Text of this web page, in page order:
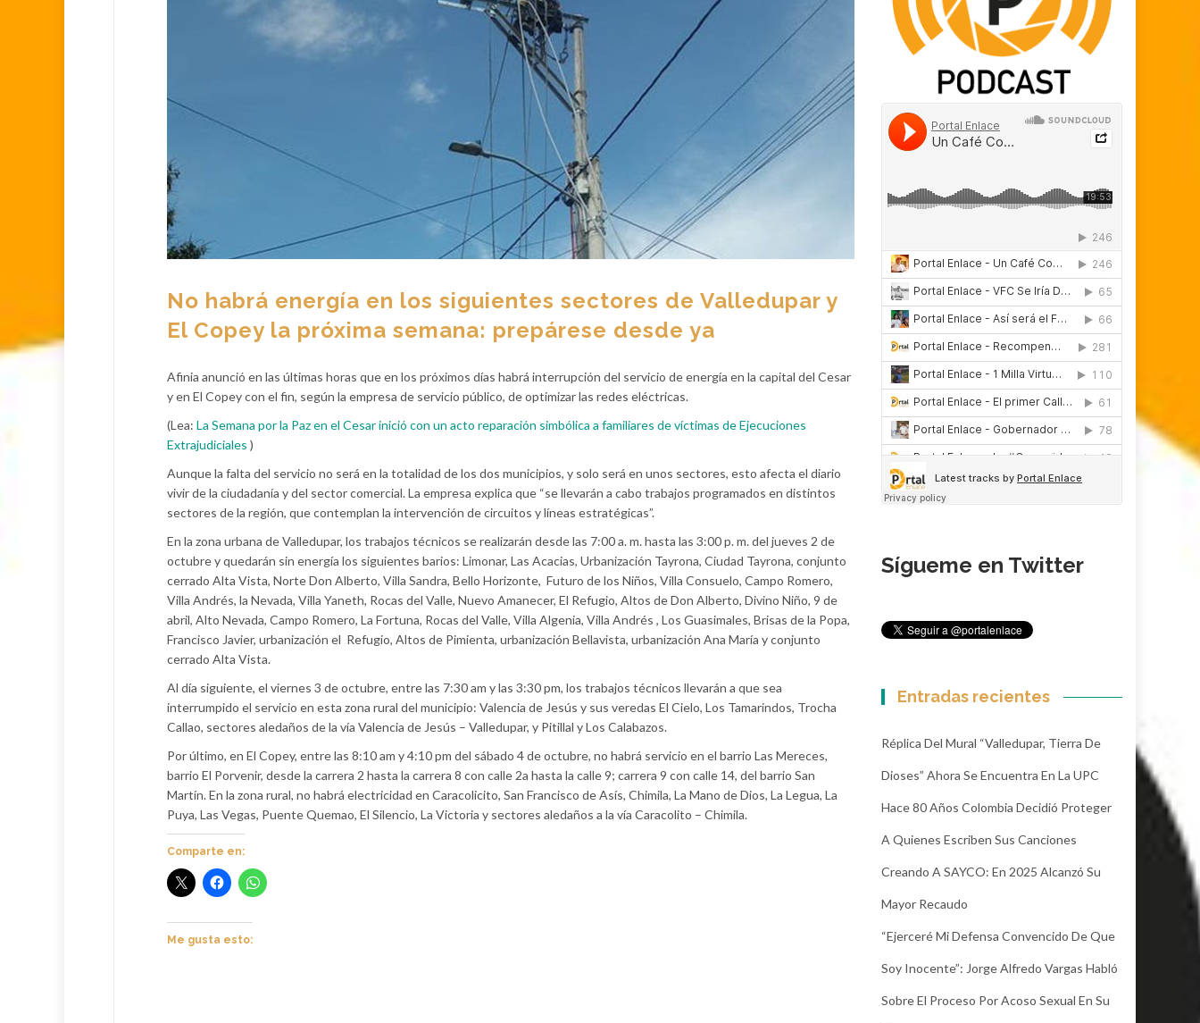
No habrá energía en los siguientes sectores de Valledupar y
El Copey la próxima semana: prepárese desde ya
Afinia anunció en las últimas horas que en los próximos días habrá interrupción del servicio de energía en la capital del Cesar
y en El Copey con el fin, según la empresa de servicio público, de optimizar las redes eléctricas.
(Lea: La Semana por la Paz en el Cesar inició con un acto reparación simbólica a familiares de víctimas de Ejecuciones
Extrajudiciales )
Aunque la falta del servicio no será en la totalidad de los dos municipios, y solo será en unos sectores, esto afecta el diario
vivir de la ciudadanía y del sector comercial. La empresa explica que “se llevarán a cabo trabajos programados en distintos
sectores de la región, que contemplan la intervención de circuitos y líneas estratégicas”.
En la zona urbana de Valledupar, los trabajos técnicos se realizarán desde las 7:00 a. m. hasta las 3:00 p. m. del jueves 2 de
octubre y quedarán sin energía los siguientes barios: Limonar, Las Acacias, Urbanización Tayrona, Ciudad Tayrona, conjunto
cerrado Alta Vista, Norte Don Alberto, Villa Sandra, Bello Horizonte, Futuro de los Niños, Villa Consuelo, Campo Romero,
Villa Andrés, la Nevada, Villa Yaneth, Rocas del Valle, Nuevo Amanecer, El Refugio, Altos de Don Alberto, Divino Niño, 9 de
abril, Alto Nevada, Campo Romero, La Fortuna, Rocas del Valle, Villa Algenia, Villa Andrés , Los Guasimales, Brisas de la Popa,
Francisco Javier, urbanización el Refugio, Altos de Pimienta, urbanización Bellavista, urbanización Ana María y conjunto
cerrado Alta Vista.
Al día siguiente, el viernes 3 de octubre, entre las 7:30 am y las 3:30 pm, los trabajos técnicos llevarán a que sea
interrumpido el servicio en esta zona rural del municipio: Valencia de Jesús y sus veredas El Cielo, Los Tamarindos, Trocha
Callao, sectores aledaños de la vía Valencia de Jesús – Valledupar, y Pitillal y Los Calabazos.
Por último, en El Copey, entre las 8:10 am y 4:10 pm del sábado 4 de octubre, no habrá servicio en el barrio Las Mereces,
barrio El Porvenir, desde la carrera 2 hasta la carrera 8 con calle 2a hasta la calle 9; carrera 9 con calle 14, del barrio San
Martín. En la zona rural, no habrá electricidad en Caracolicito, San Francisco de Asís, Chimila, La Mano de Dios, La Legua, La
Puya, Las Vegas, Puente Quemao, El Silencio, La Victoria y sectores aledaños a la vía Caracolito – Chimila.
Comparte en:
Me gusta esto:
Sígueme en Twitter
Entradas recientes
Réplica Del Mural “Valledupar, Tierra De
Dioses” Ahora Se Encuentra En La UPC
Hace 80 Años Colombia Decidió Proteger
A Quienes Escriben Sus Canciones
Creando A SAYCO: En 2025 Alcanzó Su
Mayor Recaudo
“Ejerceré Mi Defensa Convencido De Que
Soy Inocente”: Jorge Alfredo Vargas Habló
Sobre El Proceso Por Acoso Sexual En Su